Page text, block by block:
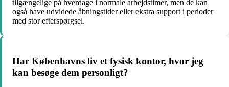
tilgængelige på hverdage i normale arbejdstimer, men de kan
også have udvidede åbningstider eller ekstra support i perioder
med stor efterspørgsel.
Har Københavns liv et fysisk kontor, hvor jeg
kan besøge dem personligt?